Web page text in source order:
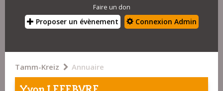
Faire un don
Proposer un évènement Connexion Admin
Tamm-Kreiz Annuaire